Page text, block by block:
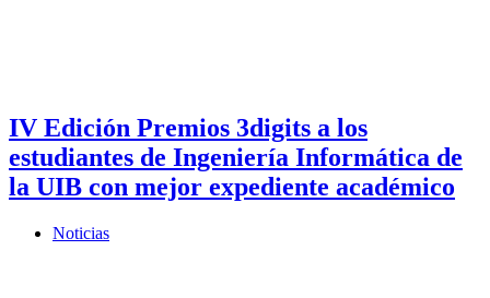
IV Edición Premios 3digits a los
estudiantes de Ingeniería Informática de
la UIB con mejor expediente académico
Noticias